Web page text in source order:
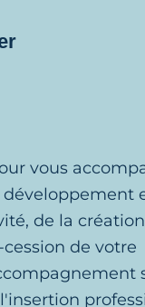
vous
de la
de votre